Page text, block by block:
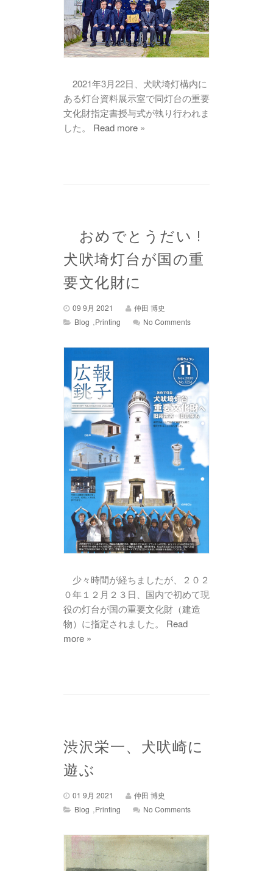
2021年3月22日、犬吠埼灯構内に
ある灯台資料展示室で同灯台の重要
文化財指定書授与式が執り行われま
した。 Read more »
おめでとうだい !
犬吠埼灯台が国の重
要文化財に
09 9月 2021
仲田 博史
Blog ,Printing No Comments
少々時間が経ちましたが、２０２
０年１２月２３日、国内で初めて現
役の灯台が国の重要文化財（建造
物）に指定されました。
Read
more »
渋沢栄一、犬吠崎に
遊ぶ
01 9月 2021
仲田 博史
Blog ,Printing No Comments